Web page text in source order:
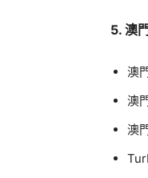
5. 澳
澳
澳
澳